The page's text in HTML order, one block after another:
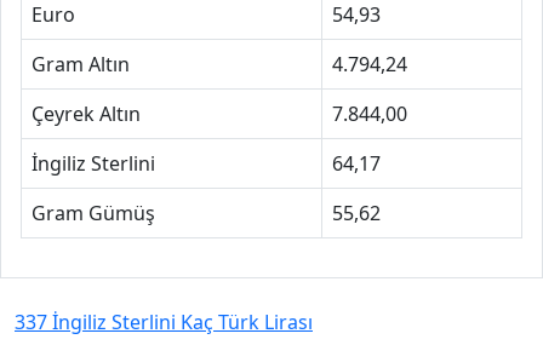
Euro
54,93
Gram Altın
4.794,24
Çeyrek Altın
7.844,00
İngiliz Sterlini
64,17
Gram Gümüş
55,62
337 İngiliz Sterlini Kaç Türk Lirası